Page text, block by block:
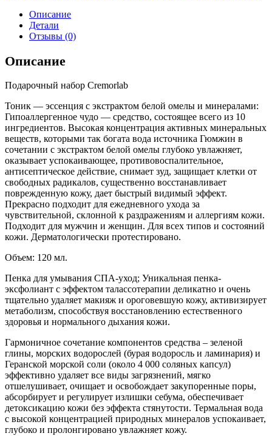
Описание
Детали
Отзывы (0)
Описание
Подарочный набор Cremorlab
Тоник — эссенция с экстрактом белой омелы и минералами:
Гипоаллергенное чудо — средство, состоящее всего из 10
ингредиентов. Высокая концентрация активных минеральных
веществ, которыми так богата вода источника Гюмжин в
сочетании с экстрактом белой омелы глубоко увлажняет,
оказывает успокаивающее, противовоспалительное,
антисептическое действие, снимает зуд, защищает клетки от
свободных радикалов, существенно восстанавливает
поврежденную кожу, дает быстрый видимый эффект.
Прекрасно подходит для ежедневного ухода за
чувствительной, склонной к раздражениям и аллергиям кожи.
Подходит для мужчин и женщин. Для всех типов и состояний
кожи. Дерматологически протестировано.
Объем: 120 мл.
Пенка для умывания СПА-уход; Уникальная пенка-
эксфолиант с эффектом талассотерапии деликатно и очень
тщательно удаляет макияж и ороговевшую кожу, активизирует
метаболизм, способствуя восстановлению естественного
здоровья и нормального дыхания кожи.
Гармоничное сочетание компонентов средства – зеленой
глины, морских водорослей (бурая водоросль и ламинария) и
Геранской морской соли (около 4 000 соляных капсул)
эффективно удаляет все виды загрязнений, мягко
отшелушивает, очищает и освобождает закупоренные поры,
абсорбирует и регулирует излишки себума, обеспечивает
детоксикацию кожи без эффекта стянутости. Термальная вода
с высокой концентрацией природных минералов успокаивает,
глубоко и пролонгировано увлажняет кожу.